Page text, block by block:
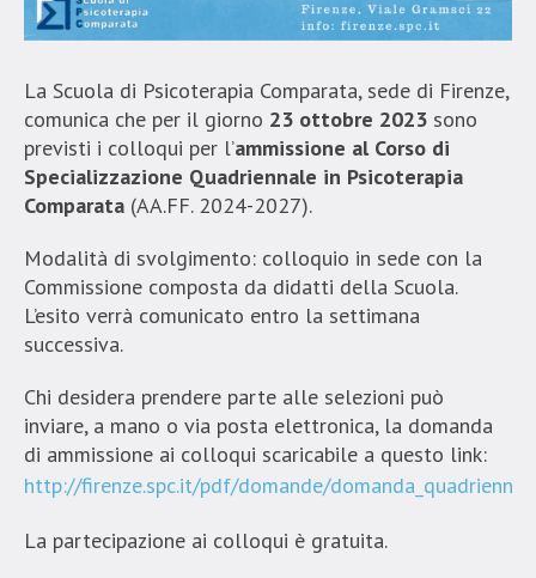
La Scuola di Psicoterapia Comparata, sede di Firenze,
comunica che per il giorno 23 ottobre 2023 sono
previsti i colloqui per l’ammissione al Corso di
Specializzazione Quadriennale in Psicoterapia
Comparata (AA.FF. 2024-2027).
Modalità di svolgimento: colloquio in sede con la
Commissione composta da didatti della Scuola.
L’esito verrà comunicato entro la settimana
successiva.
Chi desidera prendere parte alle selezioni può
inviare, a mano o via posta elettronica, la domanda
di ammissione ai colloqui scaricabile a questo link:
http://firenze.spc.it/pdf/domande/
La partecipazione ai colloqui è gratuita.